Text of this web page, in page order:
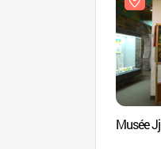
Musée